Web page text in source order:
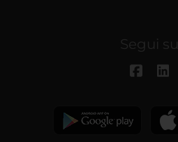
Segui su